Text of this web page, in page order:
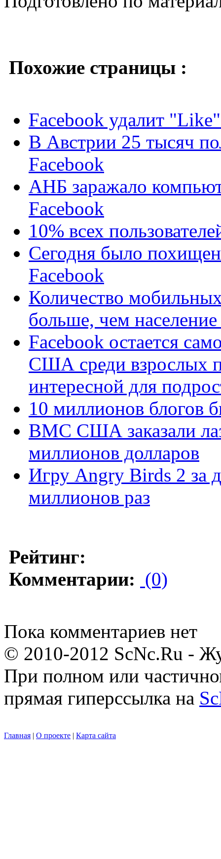
Похожие страницы :
Facebook удалит
В Австрии 25 тысяч
Facebook
АНБ заражало
Facebook
10% всех
Сегодня было
Facebook
Количество
больше, чем
Facebook остается
США среди взрослых
интересной для
10 миллионов блогов
ВМС США заказали
миллионов долларов
Игру Angry Birds 2 за
миллионов раз
Рейтинг:
Комментарии: (0)
Пока комментариев нет
© 2010-2012 ScNc.Ru -
При полном или
прямая гиперссылка на
Главная | О проекте | Карта сайта